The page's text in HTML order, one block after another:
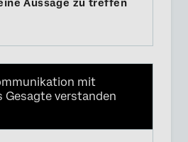
mit
Gesagte verstanden